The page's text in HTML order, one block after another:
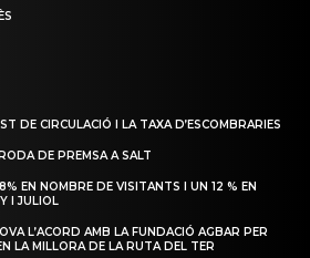
DE CIRCULACIÓ I LA TAXA D’ESCOMBRARIES
DE PREMSA A SALT
EN NOMBRE DE VISITANTS I UN 12 % EN
I JULIOL
L’ACORD AMB LA FUNDACIÓ AGBAR PER
LA MILLORA DE LA RUTA DEL TER